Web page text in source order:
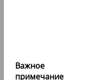
Важное
примечание